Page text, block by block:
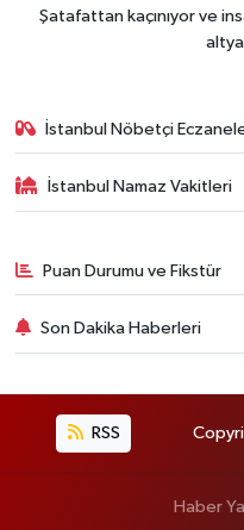
Şatafattan kaçınıyor ve
İstanbul Nöbetçi
İstanbul Namaz Vakitleri
Puan Durumu ve Fikstür
Son Dakika Haberleri
RSS
Haber